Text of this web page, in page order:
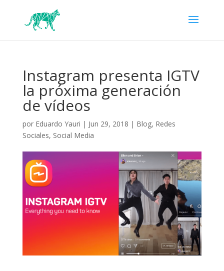
Instagram presenta IGTV
la próxima generación
de vídeos
por Eduardo Yauri | Jun 29, 2018 | Blog, Redes
Sociales, Social Media